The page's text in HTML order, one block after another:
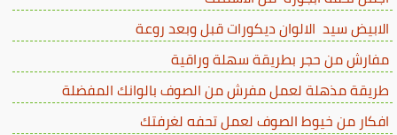
الابيض سيد الالوان ديكورات قبل وبعد روعة
مفارش من حجر بطريقة سهلة وراقية
طريقة مذهلة لعمل مفرش من الصوف بالوانك المفضلة
افكار من خيوط الصوف لعمل تحفه لغرفتك